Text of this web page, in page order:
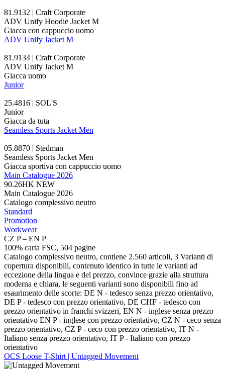
81.9132 | Craft Corporate
ADV Unify Hoodie Jacket M
Giacca con cappuccio uomo
ADV Unify Jacket M
81.9134 | Craft Corporate
ADV Unify Jacket M
Giacca uomo
Junior
25.4816 | SOL'S
Junior
Giacca da tuta
Seamless Sports Jacket Men
05.8870 | Stedman
Seamless Sports Jacket Men
Giacca sportiva con cappuccio uomo
Main Catalogue 2026
90.26HK NEW
Main Catalogue 2026
Catalogo complessivo neutro
Standard
Promotion
Workwear
CZ P – EN P
100% carta FSC, 504 pagine
Catalogo complessivo neutro, contiene 2.560 articoli, 3 Varianti di
copertura disponibili, contenuto identico in tutte le varianti ad
eccezione della lingua e del prezzo, convince grazie alla struttura
moderna e chiara, le seguenti varianti sono disponibili fino ad
esaurimento delle scorte: DE N - tedesco senza prezzo orientativo,
DE P - tedesco con prezzo orientativo, DE CHF - tedesco con
prezzo orientativo in franchi svizzeri, EN N - inglese senza prezzo
orientativo EN P - inglese con prezzo orientativo, CZ N - ceco senza
prezzo orientativo, CZ P - ceco con prezzo orientativo, IT N -
Italiano senza prezzo orientativo, IT P - Italiano con prezzo
orientativo
OCS Loose T-Shirt | Untagged Movement